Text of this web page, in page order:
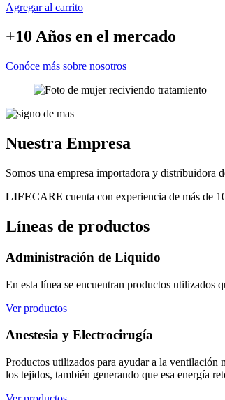
Agregar al carrito
+10 Años en el mercado
Conóce más sobre nosotros
Nuestra Empresa
Somos una empresa importadora y distribuidora
LIFECARE cuenta con experiencia de más de
Líneas de productos
Administración de Liquido
En esta línea se encuentran productos utilizados
Ver productos
Anestesia y Electrocirugía
Productos utilizados para ayudar a la ventilación
los tejidos, también generando que esa energía